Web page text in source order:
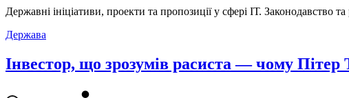
Державні ініціативи, проекти та пропозиції у сфері ІТ. Законодавство
Держава
Інвестор, що зрозумів расиста — чому